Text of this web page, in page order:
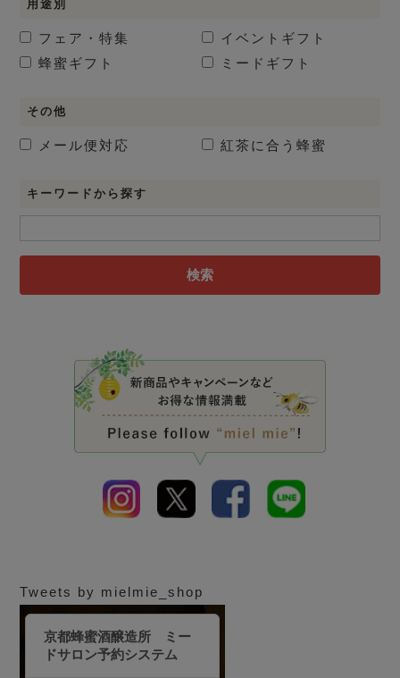
用途別
フェア・特集
イベントギフト
蜂蜜ギフト
ミードギフト
その他
メール便対応 紅茶に合う蜂蜜
キーワードから探す
検索
Tweets by mielmie_shop